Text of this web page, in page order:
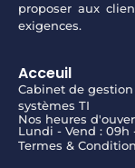
proposer aux
exigences.
Acceuil
Cabinet de gestion
systèmes TI
Nos heures
Lundi - Vend : 09h
Termes &